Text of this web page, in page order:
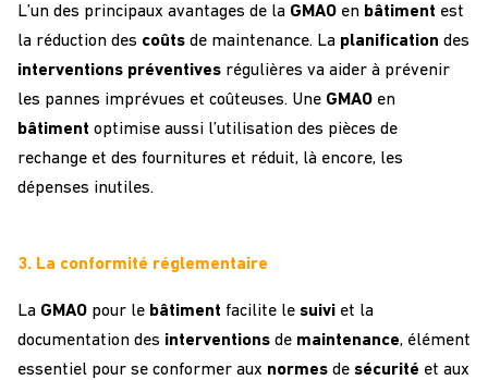
L’un des principaux avantages de la GMAO en bâtiment est
la réduction des coûts de maintenance. La planification des
interventions préventives régulières va aider à prévenir
les pannes imprévues et coûteuses. Une GMAO en
bâtiment optimise aussi l’utilisation des pièces de
rechange et des fournitures et réduit, là encore, les
dépenses inutiles.
3. La conformité réglementaire
La GMAO pour le bâtiment facilite le suivi et la
documentation des interventions de maintenance, élément
essentiel pour se conformer aux normes de sécurité et aux